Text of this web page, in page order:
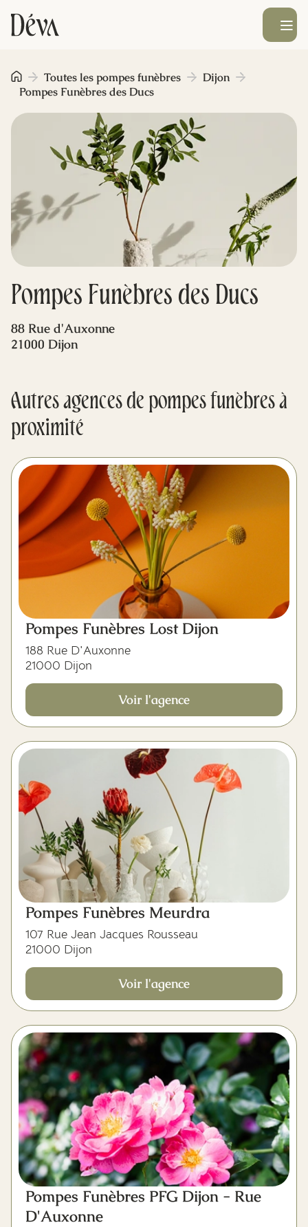
Obsèques
Prévoyance
Monument funéraire
Livraison de fleurs
Blog
Ouvrir le
Pompes Funèbres des Ducs
Toutes les pompes funèbres
Dijon
Pompes Funèbres des Ducs
88 Rue d'Auxonne
21000 Dijon
Autres agences de pompes funèbres à
proximité
Pompes Funèbres Lost Dijon
188 Rue D'Auxonne
21000 Dijon
Voir l'agence
Pompes Funèbres Meurdra
107 Rue Jean Jacques Rousseau
21000 Dijon
Voir l'agence
Pompes Funèbres PFG Dijon - Rue
D'Auxonne